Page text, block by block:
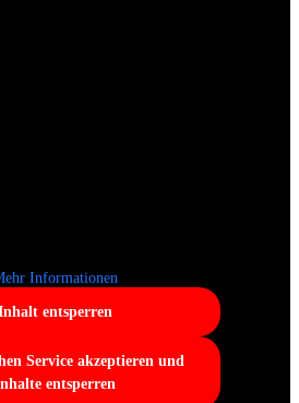
Informationen
entsperren
Service akzeptieren und
entsperren